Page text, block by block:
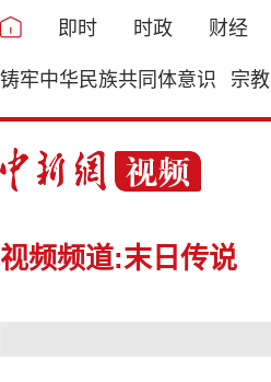
即时 时政 财经
铸牢中华民族共同体意识 宗教
视频频道:末日传说